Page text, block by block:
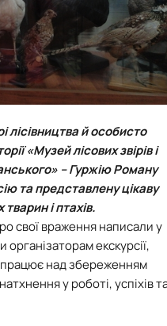
лісівництва й особисто
«Музей лісових звірів і
–Гуржію Роману
та представлену цікаву
і птахів.
свої враження написали у
організаторам екскурсії,
працює над збереженням
у роботі, успіхів